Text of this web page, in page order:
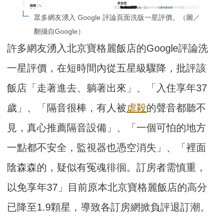
眾多網友湧入 Google 評論頁面洗版一星評價。（圖／
翻攝自Google）
許多網友湧入北京寶格麗飯店的Google評論洗
一星評價，在短時間內從五星級驟降，批評該
飯店「走著進去、躺著出來」、「入住享年37
歲」、「隔音很棒，有人被虐殺的聲音都聽不
見，真心推薦隔音設備」、「一個可怕的地方
一點都不安全，監視器也憑空消失」、「裡面
陰森森的，疑似有冤魂徘徊。訂房者需慎重，
以免享年37」目前原本北京寶格麗飯店的高分
已降至1.9顆星，導致各訂房網掀負評退訂潮。